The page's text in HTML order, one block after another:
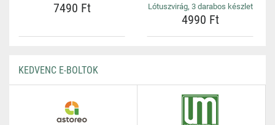
7490 Ft
Lótuszvirág, 3 darabos készlet
4990 Ft
KEDVENC E-BOLTOK